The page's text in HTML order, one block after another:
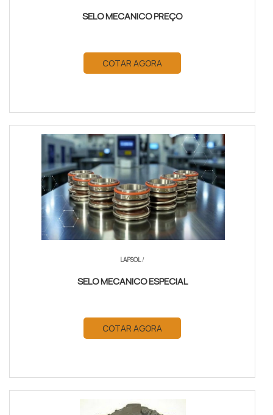
SELO MECANICO PREÇO
COTAR AGORA
LAPSOL/
SELO MECANICO ESPECIAL
COTAR AGORA